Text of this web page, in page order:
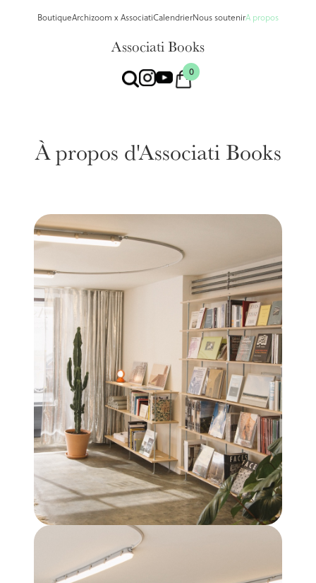
BoutiqueArchizoom x AssociatiCalendrierNous soutenirA propos
Associati Books
0
À propos d'Associati Books